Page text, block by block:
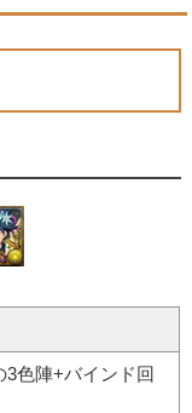
3色陣+バインド回